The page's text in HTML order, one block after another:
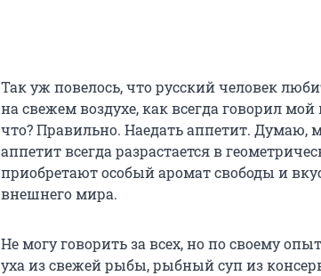
Так уж повелось, что русский человек
на свежем воздухе, как всегда говорил мой
что? Правильно. Наедать аппетит. Думаю,
аппетит всегда разрастается в
приобретают особый аромат свободы и
внешнего мира.
Не могу говорить за всех, но по своему
уха из свежей рыбы, рыбный суп из